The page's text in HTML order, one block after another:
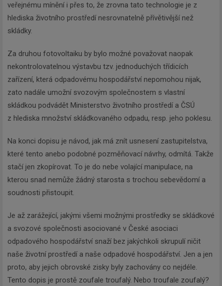
veřejnému mínění i přes to, že zrovna tato technologie je z
hlediska životního prostředí nesrovnatelně přívětivější než
skládky.
Za druhou fotovoltaiku by bylo možné považovat naopak
nekontrolovatelnou výstavbu tzv. jednoduchých třídicích
zařízení, která odpadovému hospodářství nepomohou nijak,
zato nadále umožní svozovým společnostem s vlastní
skládkou podvádět Ministerstvo životního prostředí a ČSÚ
z hlediska množství skládkovaného odpadu, resp. jeho poklesu.
Na konci dopisu je návod, jak má znít usnesení zastupitelstva,
které tento anebo podobné pozměňovací návrhy, odmítá. Takže
stačí jen zkopírovat. To je do nebe volající manipulace, na
kterou snad nemůže žádný starosta s trochou sebevědomí a
soudnosti přistoupit.
Je až zarážející, jakými všemi možnými prostředky se skládkové
a svozové společnosti asociované v České asociaci
odpadového hospodářství snaží bez jakýchkoli skrupulí ničit
naše životní prostředí a naše odpadové hospodářství. Jen a jen
proto, aby jejich obrovské zisky byly zachovány co nejdéle.
Tento dopis je prostě zoufale troufalý. Nebo troufale zoufalý?
Zadejte váš email a my Vám
budeme zasílat ty nejdůležitější
informace, maximálně 1x týdně.
Odebírat